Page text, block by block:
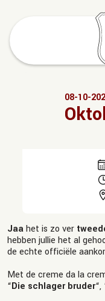
08-10-
Jaahet is zo ver
hebben jullie het al
de echte officiële
Met de creme da la
“Die schlager bruder“,